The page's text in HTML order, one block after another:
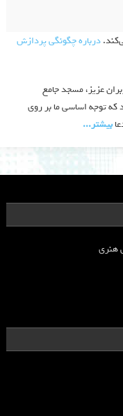
درباره چگونگی پردازش
عزیز، مسجد جامع
که توجه اساسی ما بر روی
بیشتر‫...‬